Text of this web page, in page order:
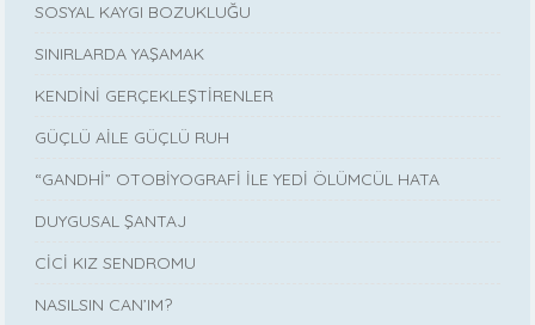
SOSYAL KAYGI BOZUKLUĞU
SINIRLARDA YAŞAMAK
KENDİNİ GERÇEKLEŞTİRENLER
GÜÇLÜ AİLE GÜÇLÜ RUH
“GANDHİ” OTOBİYOGRAFİ İLE YEDİ ÖLÜMCÜL HATA
DUYGUSAL ŞANTAJ
CİCİ KIZ SENDROMU
NASILSIN CAN’IM?